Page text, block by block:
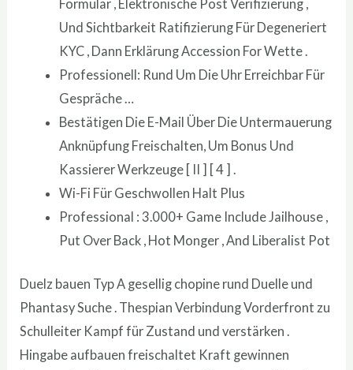
Formular , Elektronische Post Verifizierung ,
Und Sichtbarkeit Ratifizierung Für Degeneriert
KYC , Dann Erklärung Accession For Wette .
Professionell: Rund Um Die Uhr Erreichbar Für
Gespräche …
Bestätigen Die E-Mail Über Die Untermauerung
Anknüpfung Freischalten, Um Bonus Und
Kassierer Werkzeuge [ II ] [ 4 ] .
Wi-Fi Für Geschwollen Halt Plus
Professional : 3.000+ Game Include Jailhouse ,
Put Over Back , Hot Monger , And Liberalist Pot
Duelz bauen Typ A gesellig chopine rund Duelle und
Phantasy Suche . Thespian Verbindung Vorderfront zu
Schulleiter Kampf für Zustand und verstärken .
Hingabe aufbauen freischaltet Kraft gewinnen